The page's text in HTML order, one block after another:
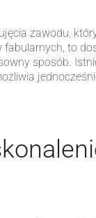
zawodu,
to
sposób.